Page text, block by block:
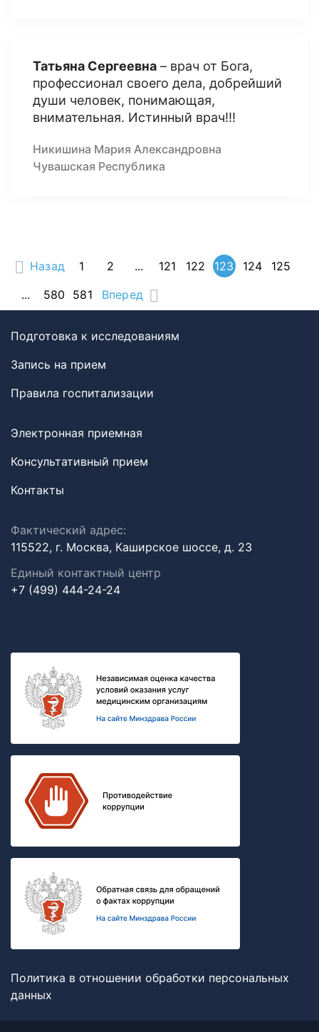
Татьяна Сергеевна – врач от Бога,
профессионал своего дела, добрейший
души человек, понимающая,
внимательная. Истинный врач!!!
Никишина Мария Александровна
Чувашская Республика
Назад 1 2 ... 121 122 123 124
125
...
580 581 Вперед
Подготовка к исследованиям
Запись на прием
Правила госпитализации
Электронная приемная
Консультативный прием
Контакты
Фактический адрес:
115522, г. Москва, Каширское шоссе, д. 23
Единый контактный центр
+7 (499) 444-24-24
Политика в отношении обработки персональных
данных